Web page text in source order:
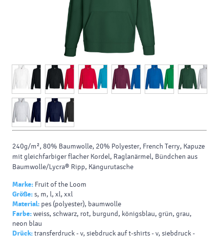
240g/m², 80% Baumwolle, 20% Polyester, French Terry, Kapuze
mit gleichfarbiger flacher Kordel, Raglanärmel, Bündchen aus
Baumwolle/Lycra® Ripp, Kängurutasche
Marke: Fruit of the Loom
Größe:s, m, l, xl, xxl
Material: pes (polyester), baumwolle
Farbe:weiss, schwarz, rot, burgund, königsblau, grün, grau,
neon blau
Drück:transferdruck - v, siebdruck auf t-shirts - v, siebdruck -